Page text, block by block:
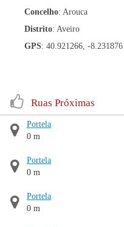
Concelho: Arouca
Distrito: Aveiro
GPS: 40.921266, -8.231876
Ruas Próximas
Portela
0 m
Portela
0 m
Portela
0 m